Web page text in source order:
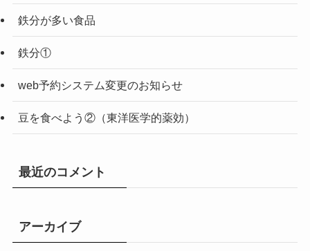
鉄分が多い食品
鉄分①
web予約システム変更のお知らせ
豆を食べよう②（東洋医学的薬効）
最近のコメント
アーカイブ